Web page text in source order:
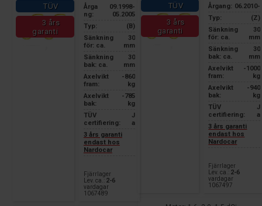
TÜV
3 års
garanti
Årga
ng:
09.1998-
05.2005
Typ:
(B)
Sänkning
för: ca.
30
mm
Sänkning
bak: ca.
30
mm
Axelvikt
fram:
-860
kg
Axelvikt
bak:
-785
kg
TÜV
certifiering:
J
a
3 års garanti
endast hos
Nardocar
Fjärrlager
Lev. ca.:
2-6
vardagar
1067489
TÜV
3 års
garanti
Årgang: 06.2010-
Typ:
(Z)
Sänkning
för: ca.
30
mm
Sänkning
bak: ca.
30
mm
Axelvikt
fram:
-1000
kg
Axelvikt
bak:
-940
kg
TÜV
certifiering:
J
a
3 års garanti
endast hos
Nardocar
Fjärrlager
Lev. ca.: 2-6
vardagar
1067497